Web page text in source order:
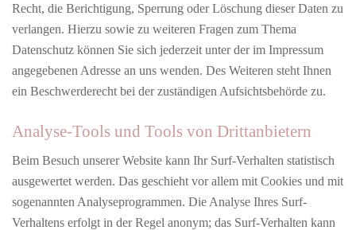
Recht, die Berichtigung, Sperrung oder Löschung dieser Daten zu
verlangen. Hierzu sowie zu weiteren Fragen zum Thema
Datenschutz können Sie sich jederzeit unter der im Impressum
angegebenen Adresse an uns wenden. Des Weiteren steht Ihnen
ein Beschwerderecht bei der zuständigen Aufsichtsbehörde zu.
Analyse-Tools und Tools von Drittanbietern
Beim Besuch unserer Website kann Ihr Surf-Verhalten statistisch
ausgewertet werden. Das geschieht vor allem mit Cookies und mit
sogenannten Analyseprogrammen. Die Analyse Ihres Surf-
Verhaltens erfolgt in der Regel anonym; das Surf-Verhalten kann